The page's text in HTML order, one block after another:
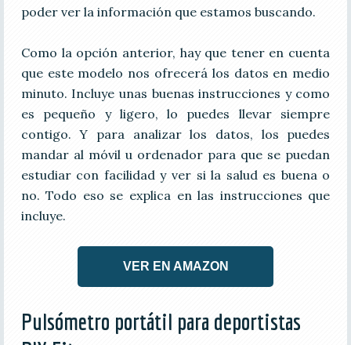
poder ver la información que estamos buscando.
Como la opción anterior, hay que tener en cuenta
que este modelo nos ofrecerá los datos en medio
minuto. Incluye unas buenas instrucciones y como
es pequeño y ligero, lo puedes llevar siempre
contigo. Y para analizar los datos, los puedes
mandar al móvil u ordenador para que se puedan
estudiar con facilidad y ver si la salud es buena o
no. Todo eso se explica en las instrucciones que
incluye.
VER EN AMAZON
Pulsómetro portátil para deportistas